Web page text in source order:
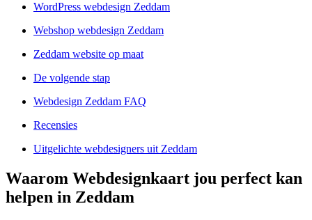
WordPress webdesign Zeddam
Webshop webdesign Zeddam
Zeddam website op maat
De volgende stap
Webdesign Zeddam FAQ
Recensies
Uitgelichte webdesigners uit Zeddam
Waarom Webdesignkaart jou perfect kan
helpen in Zeddam